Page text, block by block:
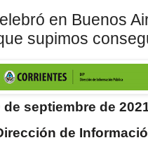
en Buenos
supimos
septiembre de
de